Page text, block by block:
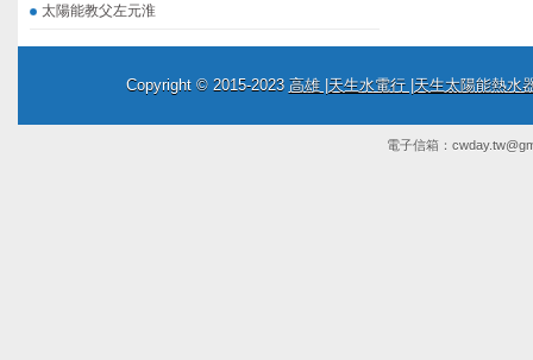
太陽能教父左元淮
Copyright © 2015-2023 高雄 |天生水電行 |天生太陽能熱水
電子信箱：